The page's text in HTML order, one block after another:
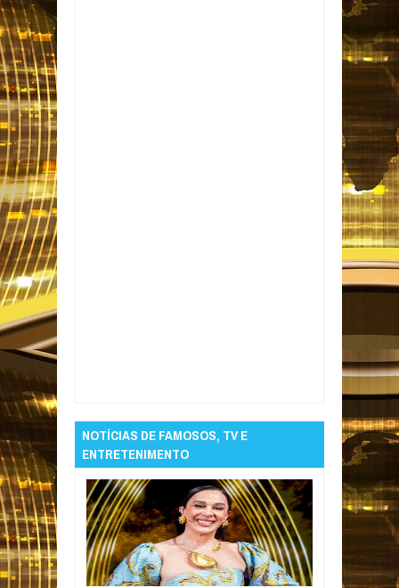
NOTÍCIAS DE FAMOSOS, TV E
ENTRETENIMENTO